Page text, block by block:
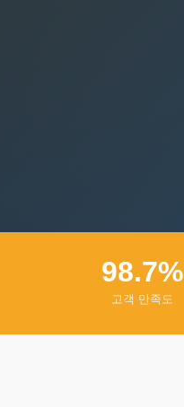
98.7%
고객 만족도